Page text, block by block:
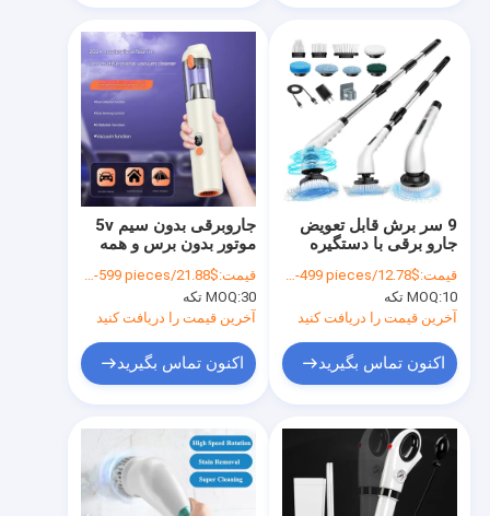
جاروبرقی بدون سیم 5v
موتور بدون برس و همه
قیمت:$21.88/pieces 30-599 pieces
MOQ:30 تکه
آخرین قیمت را دریافت کنید
اکنون تماس بگیرید
9 سر برش قابل تعویض
جارو برقی با دستگیره
قیمت:$12.78/pieces 10-499 pieces
MOQ:10 تکه
آخرین قیمت را دریافت کنید
اکنون تماس بگیرید